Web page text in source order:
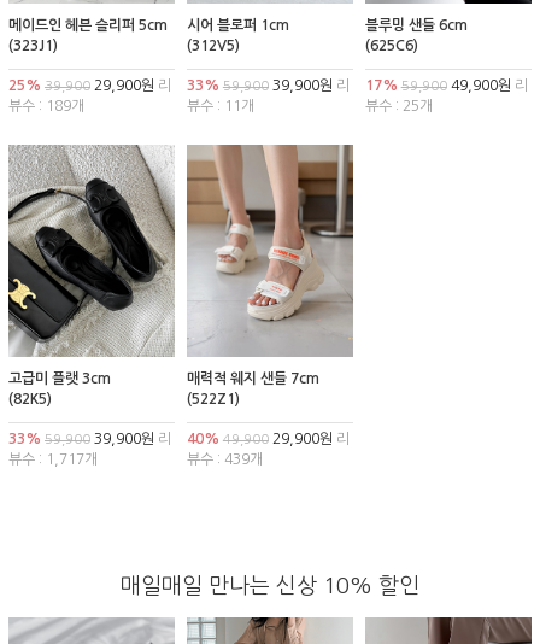
메이드인 헤븐 슬리퍼 5cm
(323J1)
25% 39,900 29,900원 리
뷰수 : 189개
시어 블로퍼 1cm
(312V5)
33% 59,90039,900원 리
뷰수 : 11개
블루밍 샌들 6cm
(625C6)
17% 59,90049,900원 리
뷰수 : 25개
고급미 플랫 3cm
(82K5)
33% 59,900 39,900원 리
뷰수 : 1,717개
매력적 웨지 샌들 7cm
(522Z1)
40% 49,90029,900원 리
뷰수 : 439개
매일매일 만나는 신상 10% 할인